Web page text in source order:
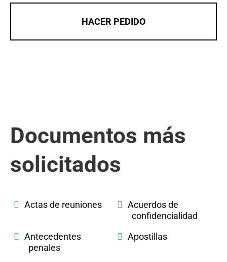
HACER PEDIDO
Documentos más
solicitados
Actas de reuniones
Acuerdos de
confidencialidad
Antecedentes
penales
Apostillas